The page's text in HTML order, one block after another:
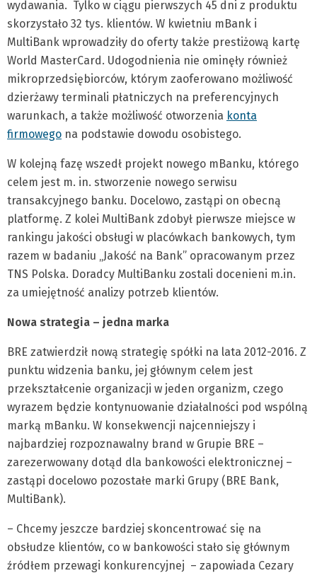
wydawania. Tylko w ciągu pierwszych 45 dni z produktu
skorzystało 32 tys. klientów. W kwietniu mBank i
MultiBank wprowadziły do oferty także prestiżową kartę
World MasterCard. Udogodnienia nie ominęły również
mikroprzedsiębiorców, którym zaoferowano możliwość
dzierżawy terminali płatniczych na preferencyjnych
warunkach, a także możliwość otworzenia konta
firmowego na podstawie dowodu osobistego.
W kolejną fazę wszedł projekt nowego mBanku, którego
celem jest m. in. stworzenie nowego serwisu
transakcyjnego banku. Docelowo, zastąpi on obecną
platformę. Z kolei MultiBank zdobył pierwsze miejsce w
rankingu jakości obsługi w placówkach bankowych, tym
razem w badaniu „Jakość na Bank” opracowanym przez
TNS Polska. Doradcy MultiBanku zostali docenieni m.in.
za umiejętność analizy potrzeb klientów.
Nowa strategia – jedna marka
BRE zatwierdził nową strategię spółki na lata 2012-2016. Z
punktu widzenia banku, jej głównym celem jest
przekształcenie organizacji w jeden organizm, czego
wyrazem będzie kontynuowanie działalności pod wspólną
marką mBanku. W konsekwencji najcenniejszy i
najbardziej rozpoznawalny brand w Grupie BRE –
zarezerwowany dotąd dla bankowości elektronicznej –
zastąpi docelowo pozostałe marki Grupy (BRE Bank,
MultiBank).
– Chcemy jeszcze bardziej skoncentrować się na
obsłudze klientów, co w bankowości stało się głównym
źródłem przewagi konkurencyjnej – zapowiada Cezary